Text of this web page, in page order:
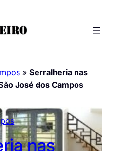
» Serralheria nas
José dos Campos
nas